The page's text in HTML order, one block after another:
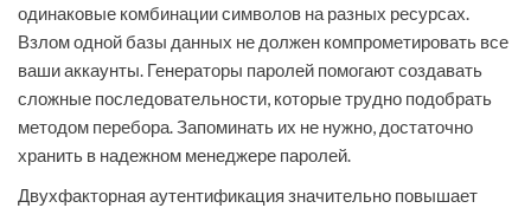
одинаковые комбинации символов на разных ресурсах.
Взлом одной базы данных не должен компрометировать все
ваши аккаунты. Генераторы паролей помогают создавать
сложные последовательности, которые трудно подобрать
методом перебора. Запоминать их не нужно, достаточно
хранить в надежном менеджере паролей.
Двухфакторная аутентификация значительно повышает